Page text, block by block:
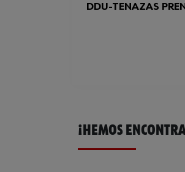
DDU-TENAZAS
¡HEMOS